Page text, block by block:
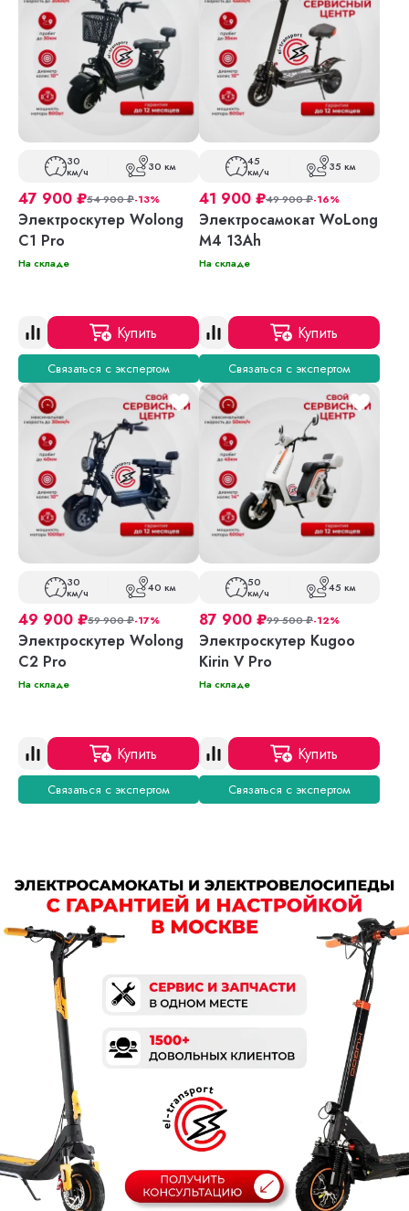
30
км/ч 30 км
47 900 ₽54 900₽-13%
Электроскутер Wolong
C1 Pro
На складе
Купить
Связаться с экспертом
45
км/ч 35 км
41 900 ₽49 900₽-16%
Электросамокат WoLong
M4 13Ah
На складе
Купить
Связаться с экспертом
30
км/ч 40 км
49 900 ₽59 900₽-17%
Электроскутер Wolong
C2 Pro
На складе
Купить
Связаться с экспертом
50
км/ч 45 км
87 900 ₽99 500₽-12%
Электроскутер Kugoo
Kirin V Pro
На складе
Купить
Связаться с экспертом